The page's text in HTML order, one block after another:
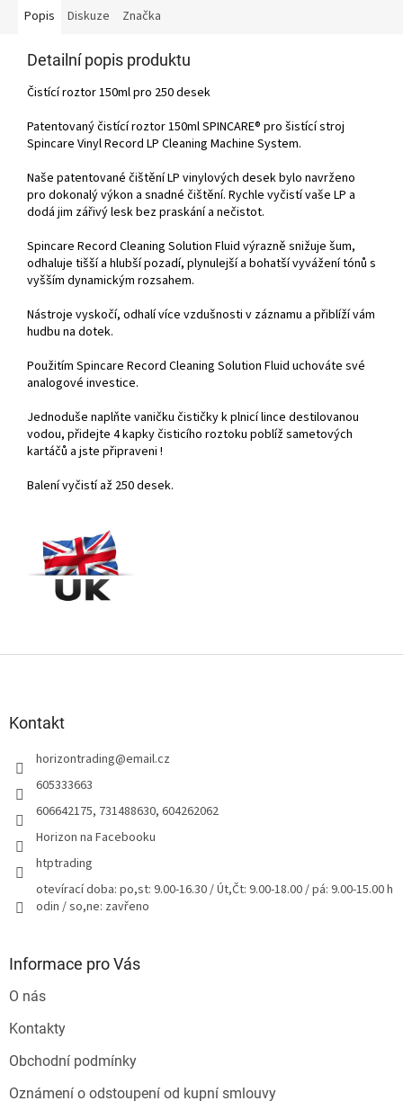
Popis Diskuze Značka
Detailní popis produktu
Čistící roztor 150ml pro 250 desek
Patentovaný čistící roztor 150ml SPINCARE® pro šistící stroj
Spincare Vinyl Record LP Cleaning Machine System.
Naše patentované čištění LP vinylových desek bylo navrženo
pro dokonalý výkon a snadné čištění. Rychle vyčistí vaše LP a
dodá jim zářivý lesk bez praskání a nečistot.
Spincare Record Cleaning Solution Fluid výrazně snižuje šum,
odhaluje tišší a hlubší pozadí, plynulejší a bohatší vyvážení tónů s
vyšším dynamickým rozsahem.
Nástroje vyskočí, odhalí více vzdušnosti v záznamu a přiblíží vám
hudbu na dotek.
Použitím Spincare Record Cleaning Solution Fluid uchováte své
analogové investice.
Jednoduše naplňte vaničku čističky k plnicí lince destilovanou
vodou, přidejte 4 kapky čisticího roztoku poblíž sametových
kartáčů a jste připraveni !
Balení vyčistí až 250 desek.
Kontakt
horizontrading@email.cz
605333663
606642175, 731488630, 604262062
Horizon na Facebooku
htptrading
otevírací doba: po,st: 9.00-16.30 / Út,Čt: 9.00-18.00 / pá: 9.00-15.00 h
odin / so,ne: zavřeno
Informace pro Vás
O nás
Kontakty
Obchodní podmínky
Oznámení o odstoupení od kupní smlouvy